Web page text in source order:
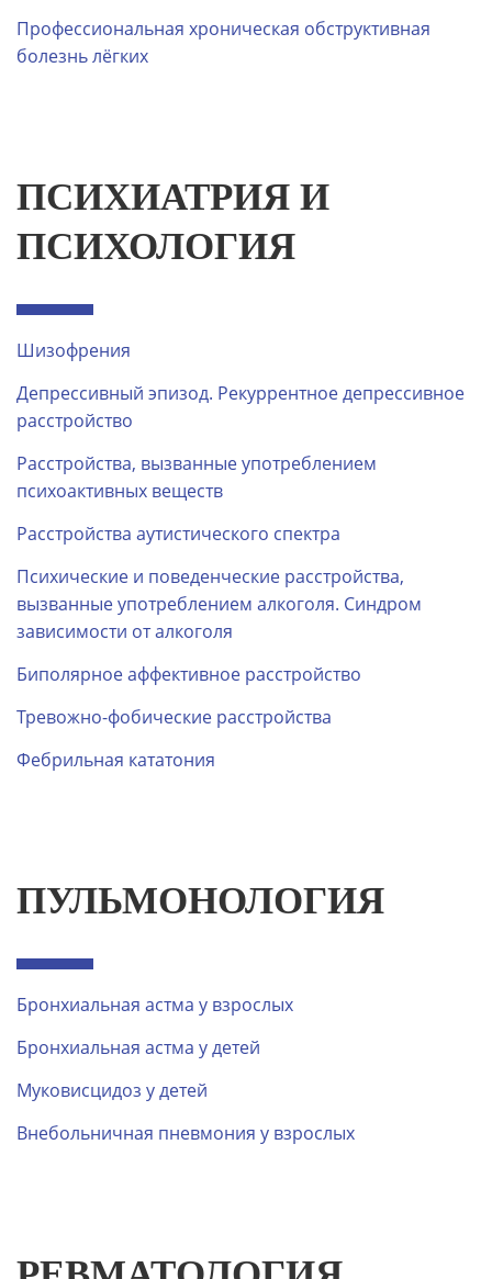
Профессиональная хроническая обструктивная
болезнь лёгких
ПСИХИАТРИЯ И
ПСИХОЛОГИЯ
Шизофрения
Депрессивный эпизод. Рекуррентное депрессивное
расстройство
Расстройства, вызванные употреблением
психоактивных веществ
Расстройства аутистического спектра
Психические и поведенческие расстройства,
вызванные употреблением алкоголя. Синдром
зависимости от алкоголя
Биполярное аффективное расстройство
Тревожно-фобические расстройства
Фебрильная кататония
ПУЛЬМОНОЛОГИЯ
Бронхиальная астма у взрослых
Бронхиальная астма у детей
Муковисцидоз у детей
Внебольничная пневмония у взрослых